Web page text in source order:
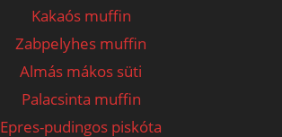
Kakaós muffin
Zabpelyhes muffin
Almás mákos süti
Palacsinta muffin
Epres-pudingos piskóta